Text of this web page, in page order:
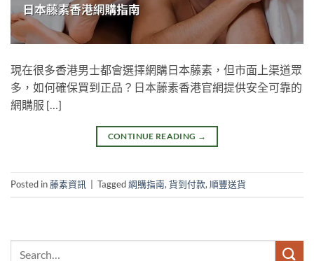
現在很多香港男士都會選擇網購日本藤素，但市面上渠道眾
多，如何確保買到正品？日本藤素香港官網提供安全可靠的
網購服 […]
CONTINUE READING →
Posted in藤素資訊 Tagged網購指南,貨到付款,順豐送貨